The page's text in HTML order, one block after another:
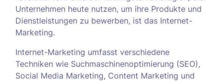
Unternehmen heute nutzen, um ihre Produkte und
Dienstleistungen zu bewerben, ist das Internet-
Marketing.
Internet-Marketing umfasst verschiedene
Techniken wie Suchmaschinenoptimierung (SEO),
Social Media Marketing, Content Marketing und